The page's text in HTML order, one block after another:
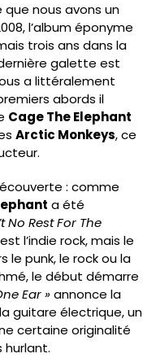
nous avons un
l’album éponyme
trois ans dans la
galette est
a littéralement
abords il
Cage The Elephant
Arctic Monkeys, ce
: comme
a été
No Rest For The
l’indie rock, mais le
le punk, le rock ou la
le début démarre
Ear »annonce la
guitare électrique, un
certaine originalité
hurlant.